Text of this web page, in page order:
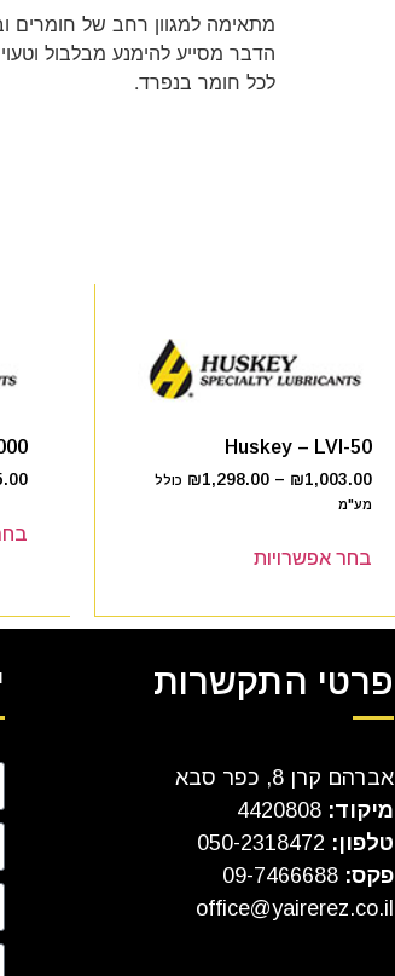
מתאימה למגוון רחב של
הדבר מסייע להימנע מבלבול
לכל חומר בנפרד.
Huskey – LVI-50
₪1,003.00
–
₪1,298.00
כולל
מע"מ
בחר אפשרויות
פרטי התקשרות
אברהם קרן 8, כפר סבא
מיקוד:
טלפון:
פקס: 09-7466688
office@yairerez.co.il